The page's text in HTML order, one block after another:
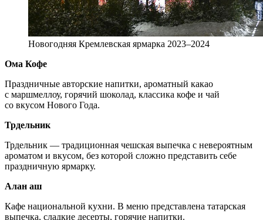
Новогодняя Кремлевская ярмарка 2023–2024
Oмa Кофе
Праздничные авторские напитки, ароматный какао
с маршмеллоу, горячий шоколад, классика кофе и чай
со вкусом Нового Года.
Трдельник
Трдельник — традиционная чешская выпечка с невероятным
ароматом и вкусом, без которой сложно представить себе
праздничную ярмарку.
Алан аш
Кафе национальной кухни. В меню представлена татарская
выпечка, сладкие десерты, горячие напитки.